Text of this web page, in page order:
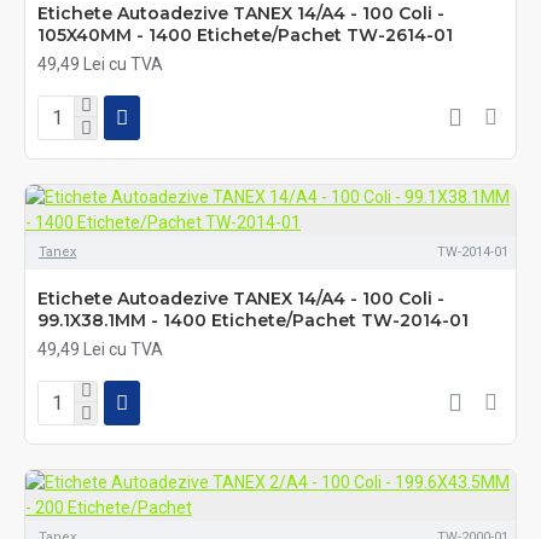
Etichete Autoadezive TANEX 14/A4 - 100 Coli -
105X40MM - 1400 Etichete/Pachet TW-2614-01
49,49 Lei cu TVA
Tanex TW-2014-01
Etichete Autoadezive TANEX 14/A4 - 100 Coli -
99.1X38.1MM - 1400 Etichete/Pachet TW-2014-01
49,49 Lei cu TVA